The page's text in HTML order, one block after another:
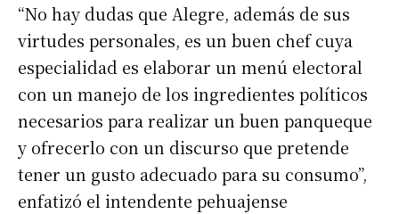
“No hay dudas que Alegre, además de sus
virtudes personales, es un buen chef cuya
especialidad es elaborar un menú electoral
con un manejo de los ingredientes políticos
necesarios para realizar un buen panqueque
y ofrecerlo con un discurso que pretende
tener un gusto adecuado para su consumo”,
enfatizó el intendente pehuajense